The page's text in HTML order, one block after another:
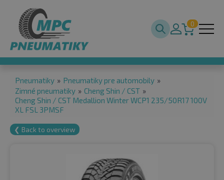
0
Pneumatiky » Pneumatiky pre automobily »
Zimné pneumatiky » Cheng Shin / CST »
Cheng Shin / CST Medallion Winter WCP1 235/50R17 100V
XL FSL 3PMSF
❮ Back to overview